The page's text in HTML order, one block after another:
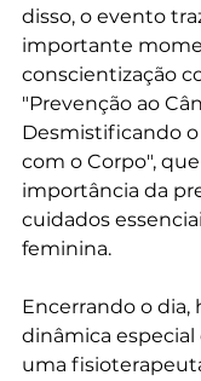
disso, o evento
importante
conscientização
"Prevenção ao
Desmistificando
com o Corpo",
importância da
cuidados
feminina.
Encerrando o dia,
dinâmica
uma